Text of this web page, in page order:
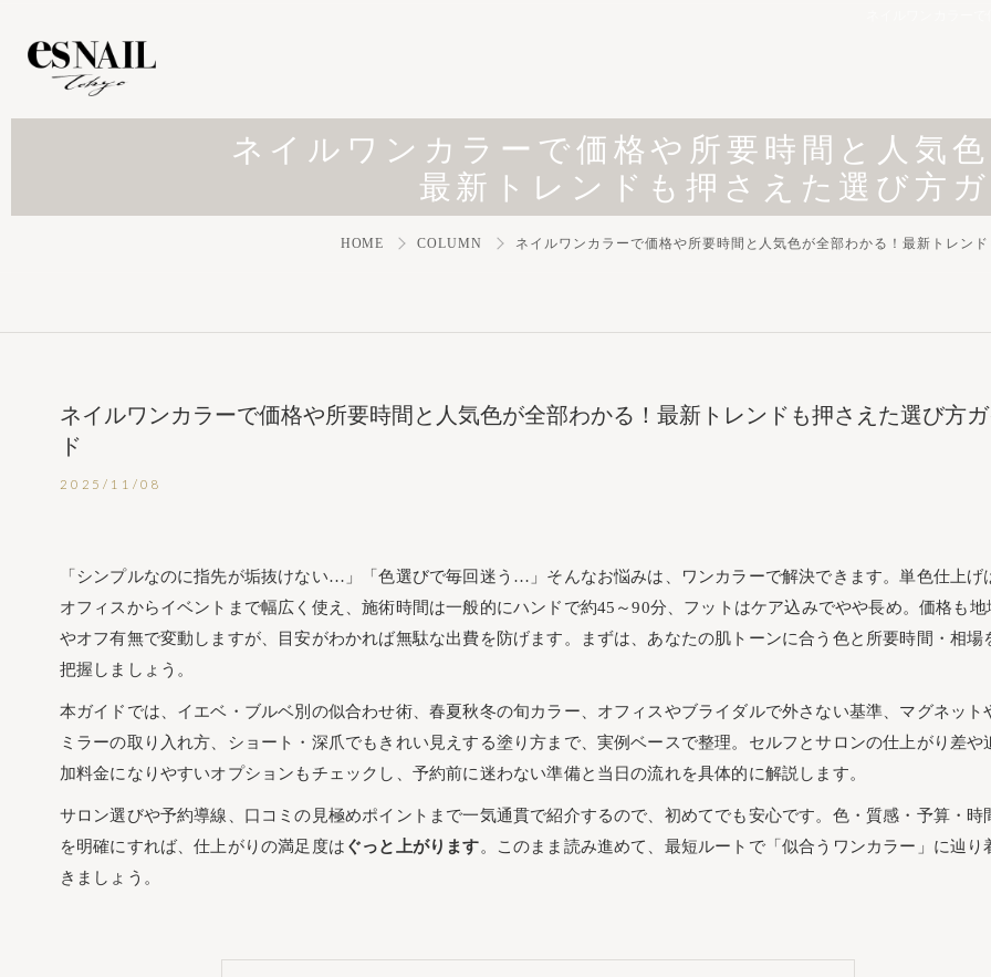
ネイルワンカラーで価格や所要時間と人気色
最新トレンドも押さえた選び方ガ
HOME COLUMN ネイルワンカラーで価格や所要時間と人気色が全部わかる！最新トレン
ネイルワンカラーで価格や所要時間と人気色が全部わかる！最新トレンドも押さえた選び方ガ
ド
2025/11/08
「シンプルなのに指先が垢抜けない…」「色選びで毎回迷う…」そんなお悩みは、ワンカラーで解決できます。単色仕上げ
オフィスからイベントまで幅広く使え、施術時間は一般的にハンドで約45～90分、フットはケア込みでやや長め。価格も地
やオフ有無で変動しますが、目安がわかれば無駄な出費を防げます。まずは、あなたの肌トーンに合う色と所要時間・相場
把握しましょう。
本ガイドでは、イエベ・ブルベ別の似合わせ術、春夏秋冬の旬カラー、オフィスやブライダルで外さない基準、マグネット
ミラーの取り入れ方、ショート・深爪でもきれい見えする塗り方まで、実例ベースで整理。セルフとサロンの仕上がり差や
加料金になりやすいオプションもチェックし、予約前に迷わない準備と当日の流れを具体的に解説します。
サロン選びや予約導線、口コミの見極めポイントまで一気通貫で紹介するので、初めてでも安心です。色・質感・予算・時
を明確にすれば、仕上がりの満足度は ぐっと上がります。このまま読み進めて、最短ルートで「似合うワンカラー」に辿り
きましょう。